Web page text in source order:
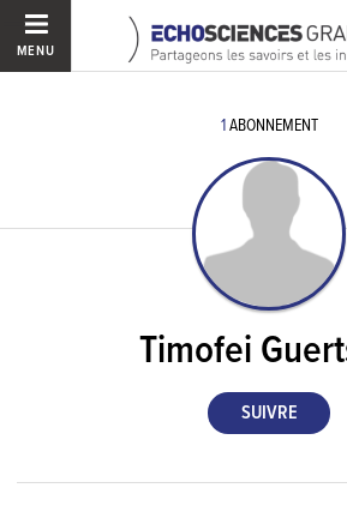
MENU
1ABONNEMENT
Timofei